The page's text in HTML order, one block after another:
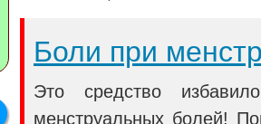
Боли при
Это средство
менструальных болей!